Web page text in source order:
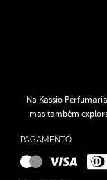
Na Kassio
mas também
PAGAMENTO